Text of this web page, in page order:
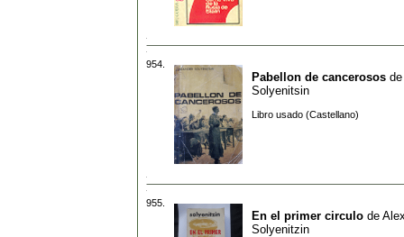
954.
Pabellon de cancerosos de
Solyenitsin
Libro usado (Castellano)
955.
En el primer circulo de
Solyenitzin